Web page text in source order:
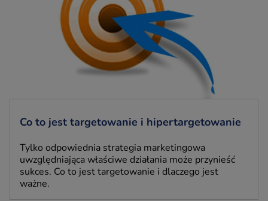
Co to jest targetowanie i hipertargetowanie
Tylko odpowiednia strategia marketingowa
uwzględniająca właściwe działania może przynieść
sukces. Co to jest targetowanie i dlaczego jest
ważne.